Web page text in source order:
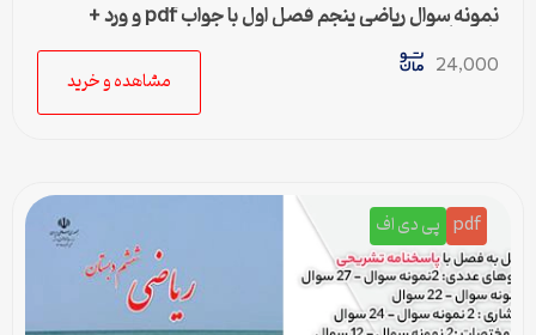
نمونه سوال ریاضی پنجم فصل اول با جواب pdf و ورد +
پاسخنامه
24,000
مشاهده و خرید
pdf پی دی اف